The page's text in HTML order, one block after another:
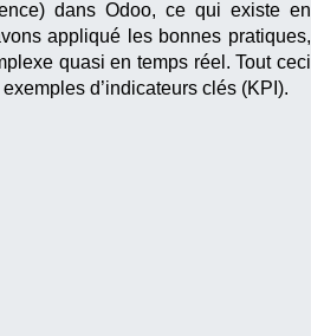
dans Odoo, ce qui existe en
appliqué les bonnes pratiques,
quasi en temps réel. Tout ceci
d’indicateurs clés (KPI).